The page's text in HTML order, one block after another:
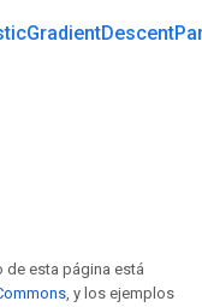
GradientDescent
de esta página está
, y los ejemplos